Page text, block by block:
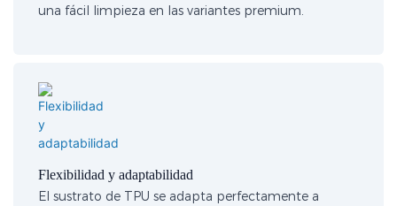
una fácil limpieza en las variantes premium.
Flexibilidad y adaptabilidad
El sustrato de TPU se adapta perfectamente a